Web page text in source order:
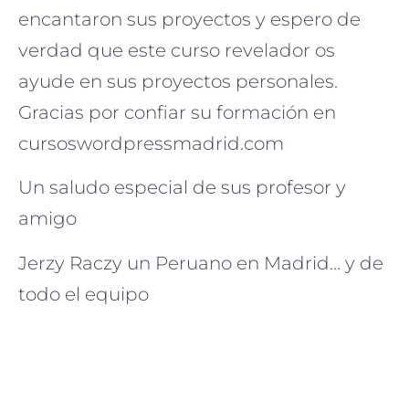
encantaron sus proyectos y espero de
verdad que este curso revelador os
ayude en sus proyectos personales.
Gracias por confiar su formación en
cursoswordpressmadrid.com
Un saludo especial de sus profesor y
amigo
Jerzy Raczy un Peruano en Madrid… y de
todo el equipo